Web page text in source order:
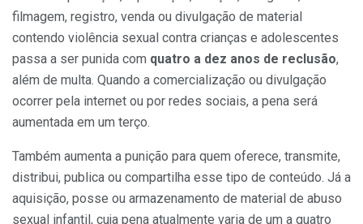
filmagem, registro, venda ou divulgação de material
contendo violência sexual contra crianças e adolescentes
passa a ser punida com quatro a dez anos de reclusão,
além de multa. Quando a comercialização ou divulgação
ocorrer pela internet ou por redes sociais, a pena será
aumentada em um terço.
Também aumenta a punição para quem oferece, transmite,
distribui, publica ou compartilha esse tipo de conteúdo. Já a
aquisição, posse ou armazenamento de material de abuso
sexual infantil, cuja pena atualmente varia de um a quatro